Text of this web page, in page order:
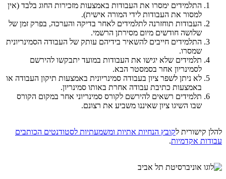
התלמידים ימסרו את העבודות באמצעות מזכירות החוג בלבד (אין
למסור את העבודות לידי המורה אישית).
העבודות תוחזרנה לתלמידים לאחר בדיקה והערכה, בפרק זמן של
שלושה חודשים מיום מסירתן הרשמי.
התלמידים חייבים להשאיר בידיהם עותק של העבודה הסמינריונית
שמסרו.
תלמידים שלא יגישו את העבודות במועד יתבקשו להירשם
לסמינריון אחר בסמסטר הבא.
לא ניתן לשפר ציון בעבודה סמינריונית באמצעות תיקון העבודה או
באמצעות כתיבת עבודה אחרת באותו סמינריון.
תלמידים רשאים להירשם לקורס סמינריוני אחר במקום הקורס
שבו השיגו ציון שאיננו משביע את רצונם.
להלן קישורית לקובץ הנחיות אתיות ומשמעתיות לסטודנטים הכותבים
עבודות אקדמיות.